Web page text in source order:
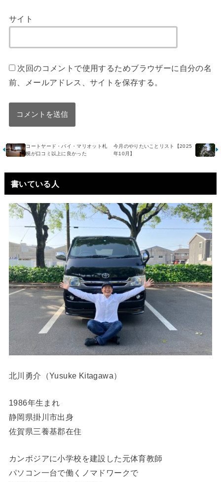
サイト
次回のコメントで使用するためブラウザーに自分の名
前、メールアドレス、サイトを保存する。
今月のやりたいことリスト【2025
年10月】
コートヤード・バイ・マリオット札
幌が口コミ以上に良かった
書いている人
北川勇介（Yusuke Kitagawa）
1986年生まれ
静岡県掛川市出身
佐賀県三養基郡在住
カンボジアに小学校を建設した元体育教師
パソコン一台で働くノマドワークで